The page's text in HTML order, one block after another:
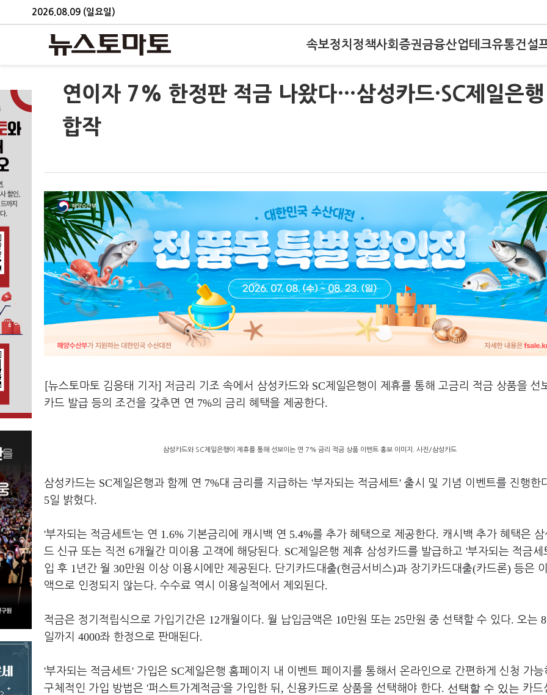
2026.08.09 (일요일)
속보정치 정책사회 증권금융산업테크유통건설
연이자 7% 한정판 적금 나왔다…삼성카드·SC제일은행
합작
[뉴스토마토 김응태 기자] 저금리 기조 속에서 삼성카드와 SC제일은행이 제휴를 통해 고금리 적금 상품을 선
카드 발급 등의 조건을 갖추면 연 7%의 금리 혜택을 제공한다.
삼성카드와 SC제일은행이 제휴를 통해 선보이는 연 7% 금리 적금 상품 이벤트 홍보 이미지. 사진/삼성카드
삼성카드는 SC제일은행과 함께 연 7%대 금리를 지급하는 '부자되는 적금세트' 출시 및 기념 이벤트를 진행한
5일 밝혔다.
'부자되는 적금세트'는 연 1.6% 기본금리에 캐시백 연 5.4%를 추가 혜택으로 제공한다. 캐시백 추가 혜택은 삼
드 신규 또는 직전 6개월간 미이용 고객에 해당된다. SC제일은행 제휴 삼성카드를 발급하고 '부자되는 적금세
입 후 1년간 월 30만원 이상 이용시에만 제공된다. 단기카드대출(현금서비스)과 장기카드대출(카드론) 등은
액으로 인정되지 않는다. 수수료 역시 이용실적에서 제외된다.
적금은 정기적립식으로 가입기간은 12개월이다. 월 납입금액은 10만원 또는 25만원 중 선택할 수 있다. 오는 8
일까지 4000좌 한정으로 판매된다.
'부자되는 적금세트' 가입은 SC제일은행 홈페이지 내 이벤트 페이지를 통해서 온라인으로 간편하게 신청 가능
구체적인 가입 방법은 '퍼스트가계적금'을 가입한 뒤 , 신용카드로 상품을 선택해야 한다. 선택할 수 있는 카드